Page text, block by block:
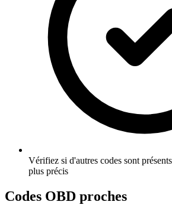
Vérifiez si d'autres codes sont
plus précis
Codes OBD proches